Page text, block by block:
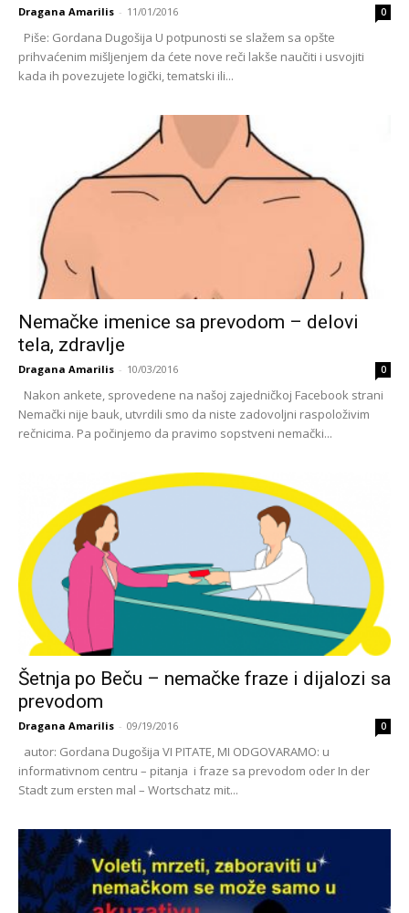
Dragana Amarilis - 11/01/2016 0
Piše: Gordana Dugošija U potpunosti se slažem sa opšte
prihvaćenim mišljenjem da ćete nove reči lakše naučiti i usvojiti
kada ih povezujete logički, tematski ili...
Nemačke imenice sa prevodom – delovi
tela, zdravlje
Dragana Amarilis - 10/03/2016 0
Nakon ankete, sprovedene na našoj zajedničkoj Facebook strani
Nemački nije bauk, utvrdili smo da niste zadovoljni raspoloživim
rečnicima. Pa počinjemo da pravimo sopstveni nemački...
Šetnja po Beču – nemačke fraze i dijalozi sa
prevodom
Dragana Amarilis - 09/19/2016 0
autor: Gordana Dugošija VI PITATE, MI ODGOVARAMO: u
informativnom centru – pitanja i fraze sa prevodom oder In der
Stadt zum ersten mal – Wortschatz mit...